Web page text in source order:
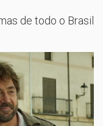
de todo o Brasil